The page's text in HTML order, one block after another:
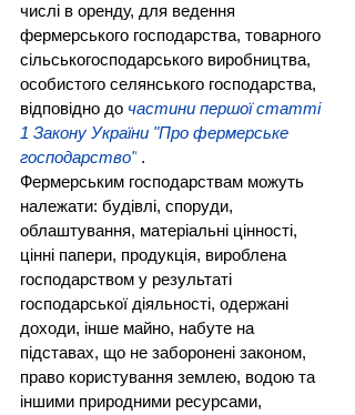
числі в оренду, для ведення
фермерського господарства, товарного
сільськогосподарського виробництва,
особистого селянського господарства,
відповідно до частини першої статті
1 Закону України "Про фермерське
господарство" .
Фермерським господарствам можуть
належати: будівлі, споруди,
облаштування, матеріальні цінності,
цінні папери, продукція, вироблена
господарством у результаті
господарської діяльності, одержані
доходи, інше майно, набуте на
підставах, що не заборонені законом,
право користування землею, водою та
іншими природними ресурсами,